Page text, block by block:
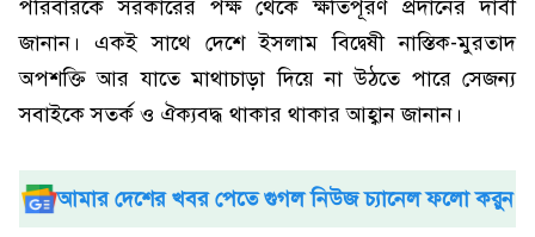
পরিবারকে সরকারের পক্ষ থেকে ক্ষতিপূরণ প্রদানের দাবী
জানান। একই সাথে দেশে ইসলাম বিদ্বেষী নাস্তিক-মুরতাদ
অপশক্তি আর যাতে মাথাচাড়া দিয়ে না উঠতে পারে সেজন্য
সবাইকে সতর্ক ও ঐক্যবদ্ধ থাকার থাকার আহ্বান জানান।
আমার দেশের খবর পেতে গুগল নিউজ চ্যানেল ফলো করুন